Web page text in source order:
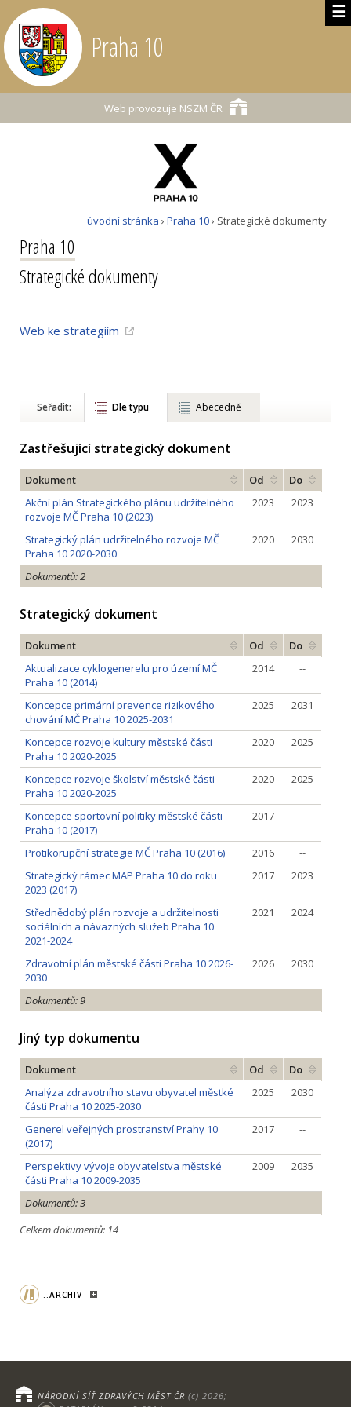
☰
Praha 10
Web provozuje NSZM ČR
úvodní stránka › Praha 10› Strategické dokumenty
Praha 10
Strategické dokumenty
Web ke strategiím
Seřadit: Dle typu Abecedně
Zastřešující strategický dokument
Dokument Od
Do
Akční plán Strategického plánu udržitelného
rozvoje MČ Praha 10 (2023)
2023 2023
Strategický plán udržitelného rozvoje MČ
Praha 10 2020-2030
2020 2030
Dokumentů: 2
Strategický dokument
Dokument Od
Do
Aktualizace cyklogenerelu pro území MČ
Praha 10 (2014)
2014 --
Koncepce primární prevence rizikového
chování MČ Praha 10 2025-2031
2025 2031
Koncepce rozvoje kultury městské části
Praha 10 2020-2025
2020 2025
Koncepce rozvoje školství městské části
Praha 10 2020-2025
2020 2025
Koncepce sportovní politiky městské části
Praha 10 (2017)
2017 --
Protikorupční strategie MČ Praha 10 (2016) 2016
--
Strategický rámec MAP Praha 10 do roku
2023 (2017)
2017 2023
Střednědobý plán rozvoje a udržitelnosti
sociálních a návazných služeb Praha 10
2021-2024
2021 2024
Zdravotní plán městské části Praha 10 2026-
2030
2026 2030
Dokumentů: 9
Jiný typ dokumentu
Dokument Od
Do
Analýza zdravotního stavu obyvatel městké
části Praha 10 2025-2030
2025 2030
Generel veřejných prostranství Prahy 10
(2017)
2017 --
Perspektivy vývoje obyvatelstva městské
části Praha 10 2009-2035
2009 2035
Dokumentů: 3
Celkem dokumentů: 14
..ARCHIV
NÁRODNÍ SÍŤ ZDRAVÝCH MĚST ČR (c) 2026;